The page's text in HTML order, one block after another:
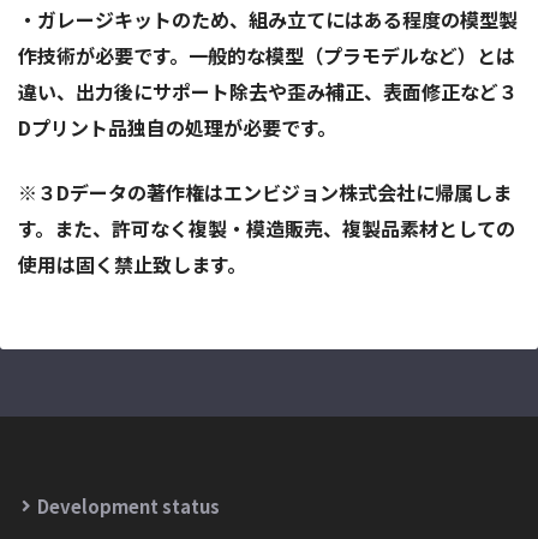
・ガレージキットのため、組み立てにはある程度の模型製
作技術が必要です。一般的な模型（プラモデルなど）とは
違い、出力後にサポート除去や歪み補正、表面修正など３
Dプリント品独自の処理が必要です。
※３Dデータの著作権はエンビジョン株式会社に帰属しま
す。また、許可なく複製・模造販売、複製品素材としての
使用は固く禁止致します。
Development status